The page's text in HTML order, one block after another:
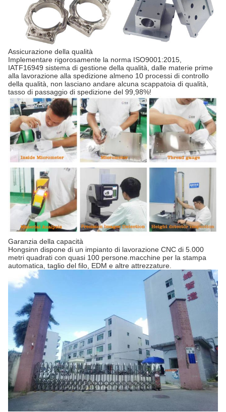
Assicurazione della qualità
Implementare rigorosamente la norma ISO9001:2015,
IATF16949 sistema di gestione della qualità, dalle materie prime
alla lavorazione alla spedizione almeno 10 processi di controllo
della qualità, non lasciano andare alcuna scappatoia di qualità,
tasso di passaggio di spedizione del 99,98%!
Garanzia della capacità
Hongsinn dispone di un impianto di lavorazione CNC di 5.000
metri quadrati con quasi 100 persone.macchine per la stampa
automatica, taglio del filo, EDM e altre attrezzature.